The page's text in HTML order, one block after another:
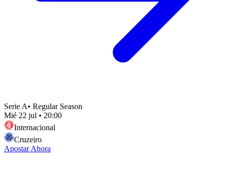
Serie A• Regular Season
Mié 22 jul • 20:00
Internacional
Cruzeiro
Apostar Ahora